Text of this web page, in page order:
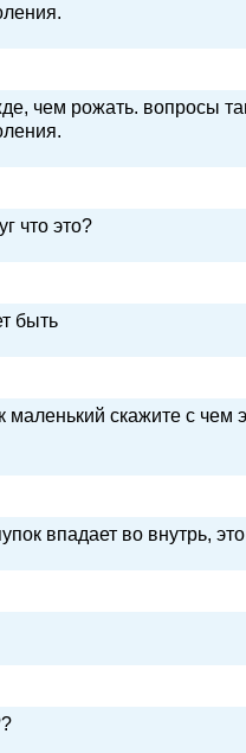
чем рожать. вопросы
что это?
быть
маленький скажите с чем
впадает во внутрь,